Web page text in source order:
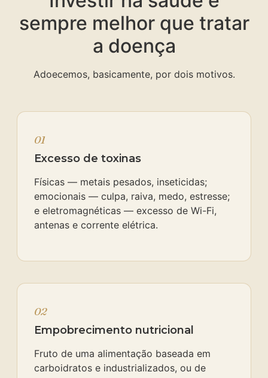
sempre melhor que tratar
a doença
Adoecemos, basicamente, por dois motivos.
01
Excesso de toxinas
Físicas — metais pesados, inseticidas;
emocionais — culpa, raiva, medo, estresse;
e eletromagnéticas — excesso de Wi-Fi,
antenas e corrente elétrica.
02
Empobrecimento nutricional
Fruto de uma alimentação baseada em
carboidratos e industrializados, ou de